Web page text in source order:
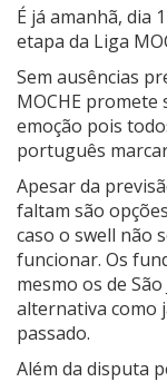
É já amanhã, dia
etapa da Liga
Sem ausências
MOCHE promete
emoção pois
português
Apesar da
faltam são
caso o swell não
funcionar. Os
mesmo os de
alternativa como
passado.
Além da disputa